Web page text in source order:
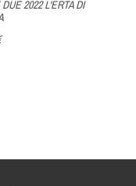
2022 L'ERTA DI